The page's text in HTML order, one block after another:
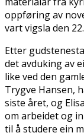
oppføring av
vart vigsla den
Etter
det avduking av
like ved den
Trygve Hansen,
siste året, og
om arbeidet og
til å studere ein